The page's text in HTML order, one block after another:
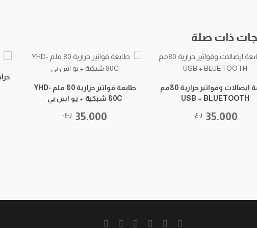
ذات صلة
طابعة ايصالات وفواتير حرارية 80مم
USB + BLUETOOTH
35.000 ر.ع.
طابعة فواتير حرارية 80 ملم YHD-
80C شبكية + يو اس بي
35.000 ر.ع.